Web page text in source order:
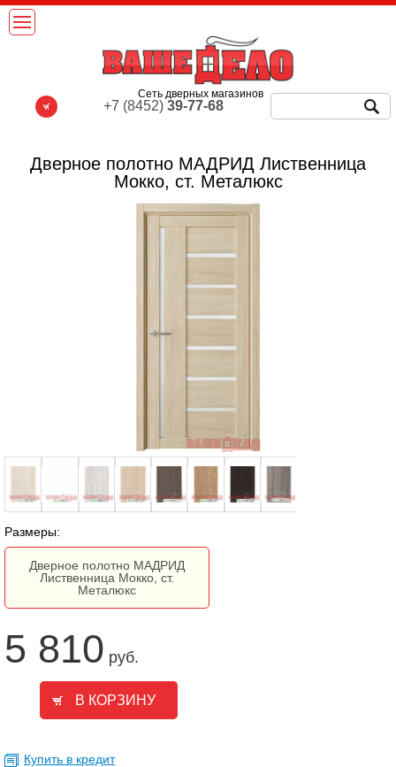
Дверное полотно МАДРИД Лиственница
Мокко, ст. Металюкс
Размеры:
Дверное полотно МАДРИД
Лиственница Мокко, ст.
Металюкс
5 810 руб.
Купить в кредит
Сеть дверных магазинов
+7 (8452)39-77-68